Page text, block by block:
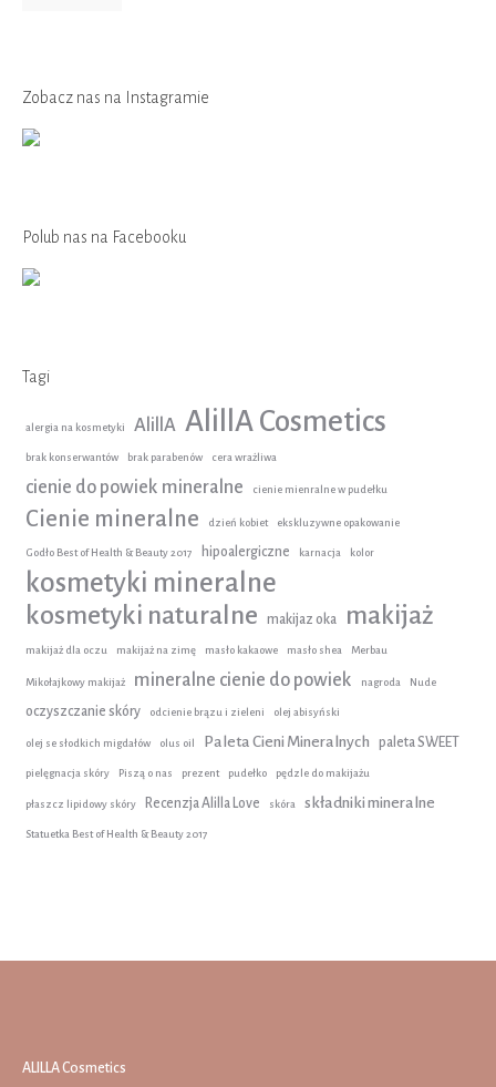
Zobacz nas na Instagramie
Polub nas na Facebooku
Tagi
alergia na kosmetyki AlillA AlillA Cosmetics
brak konserwantów brak parabenów cera wrażliwa
cienie do powiek mineralne cienie mienralne w pudełku
Cienie mineralne dzień kobiet ekskluzywne opakowanie
Godło Best of Health & Beauty 2017 hipoalergiczne karnacja kolor
kosmetyki mineralne
kosmetyki naturalne makijaz oka makijaż
makijaż dla oczu makijaż na zimę masło kakaowe masło shea Merbau
Mikołajkowy makijaż mineralne cienie do powiek nagroda Nude
oczyszczanie skóry odcienie brązu i zieleni olej abisyński
olej se słodkich migdałów olus oil Paleta Cieni Mineralnych paleta SWEET
pielęgnacja skóry Piszą o nas prezent pudełko pędzle do makijażu
płaszcz lipidowy skóry Recenzja Alilla Love skóra składniki mineralne
Statuetka Best of Health & Beauty 2017
ALILLA Cosmetics